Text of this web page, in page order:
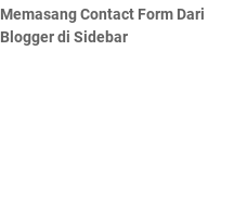
Memasang Contact Form Dari
Blogger di Sidebar